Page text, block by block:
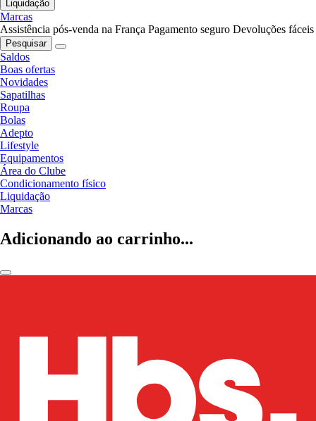
Liquidação
Marcas
Assistência pós-venda na França Pagamento seguro Devoluções fáceis
Pesquisar
Saldos
Boas ofertas
Novidades
Sapatilhas
Roupa
Bolas
Adepto
Lifestyle
Equipamentos
Área do Clube
Condicionamento físico
Liquidação
Marcas
Adicionando ao carrinho...